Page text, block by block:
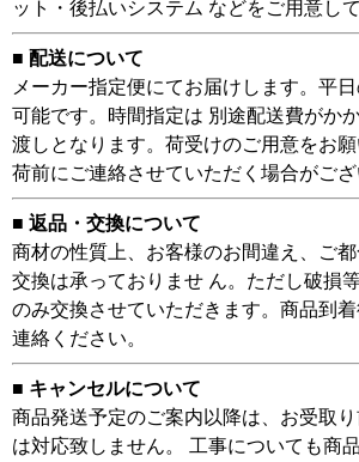
ット・後払いシステム などをご用意して
■ 配送について
メーカー指定便にてお届けします。平
可能です。時間指定は 別途配送費がか
渡しとなります。荷受けのご用意をお
荷前にご連絡させていただく場合がござ
■ 返品・交換について
商材の性質上、お客様のお間違え、ご都
交換は承っておりませ ん。ただし破損
のみ交換させていただきます。商品到
連絡ください。
■ キャンセルについて
商品発送予定のご案内以降は、お受取
は対応致しません。 工事についても商